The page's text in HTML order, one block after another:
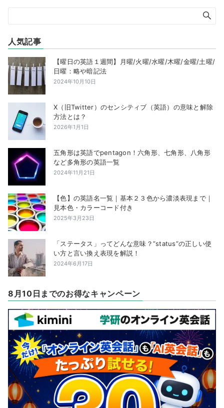
人気記事
【曜日の英語１週間】月曜/火曜/水曜/木曜/金曜/土曜/
日曜：略や暗記法
2024年10月10日
X（旧Twitter）のセンシティブ（英語）の意味と解除
方法とは？
2026年1月1日
五角形は英語でpentagon！六角形、七角形、八角形
など多角形の英語一覧
2024年11月21日
【色】の英語名一覧｜基本２３色から濃淡表現まで｜
見本色・カラーコード付き
2025年3月23日
「ステータス」ってどんな意味？”status”の正しい使
い方と言い換え表現を解説！
2024年6月17日
8月10日までのお得なキャンペーン